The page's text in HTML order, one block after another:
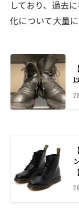
しており、過去
化について大量